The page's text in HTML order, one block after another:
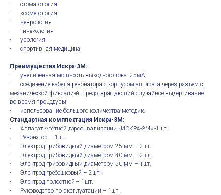
· стоматология
· косметология
· неврология
· гинекология
· урология
· спортивная медицина
Преимущества Искра-3М:
· увеличенная мощность выходного тока: 25мА;
· соединение кабеля резонатора с корпусом аппарата через разъем с
механической фиксацией, предотвращающий случайное выдергивание
во время процедуры;
· использование большого количества методик.
Стандартная комплектация Искра-3М:
· Аппарат местной дарсонвализации «ИСКРА-3М» -1шт.
· Резонатор – 1шт.
· Электрод грибовидный диаметром 25 мм – 2шт.
· Электрод грибовидный диаметром 40 мм – 2шт.
· Электрод грибовидный диаметром 50 мм – 1шт.
· Электрод гребешковый – 2шт.
· Электрод полостной – 1шт.
· Руководство по эксплуатации – 1шт.